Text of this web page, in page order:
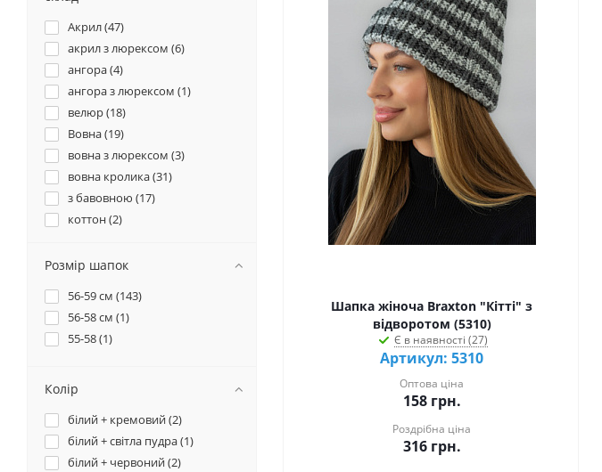
Шапка жіноча Braxton "Кітті" з
відворотом (5310)
Є в наявності (27)
Артикул: 5310
Оптова ціна
158грн.
Роздрібна ціна
316грн.
Акрил (47)
акрил з люрексом (6)
ангора (4)
ангора з люрексом (1)
велюр (18)
Вовна (19)
вовна з люрексом (3)
вовна кролика (31)
з бавовною (17)
коттон (2)
Розмір шапок
56-59 см (143)
56-58 см (1)
55-58 (1)
Колір
білий + кремовий (2)
білий + світла пудра (1)
білий + червоний (2)